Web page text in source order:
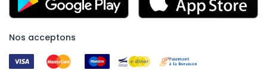
Nos acceptons